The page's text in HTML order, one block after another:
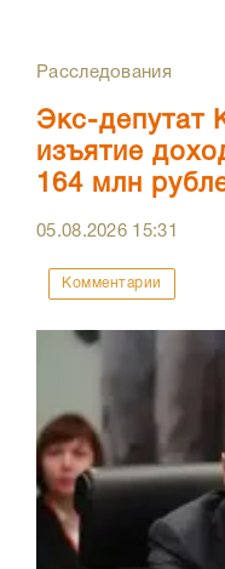
Расследования
Экс-депутат
изъятие
164 млн
05.08.2026 15:31
Комментарии